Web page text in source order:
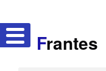
Frantes